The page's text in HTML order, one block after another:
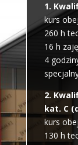
1.
kurs
260 h
16 h
4
2.
kat. C
kurs
130 h